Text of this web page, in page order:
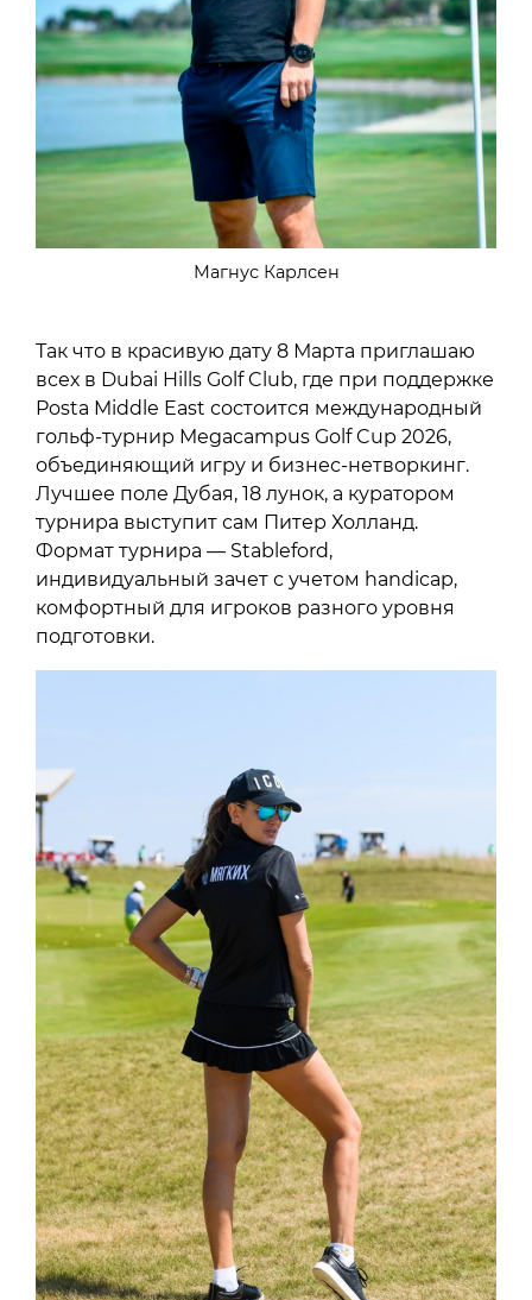
Магнус Карлсен
Так что в красивую дату 8 Марта приглашаю
всех в Dubai Hills Golf Club, где при поддержке
Posta Middle East состоится международный
гольф-турнир Megacampus Golf Cup 2026,
объединяющий игру и бизнес-нетворкинг.
Лучшее поле Дубая, 18 лунок, а куратором
турнира выступит сам Питер Холланд.
Формат турнира — Stableford,
индивидуальный зачет с учетом handicap,
комфортный для игроков разного уровня
подготовки.